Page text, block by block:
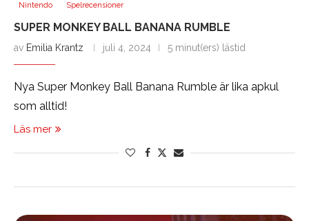
Nintendo Spelrecensioner
SUPER MONKEY BALL BANANA RUMBLE
av Emilia Krantz juli 4, 2024 5 minut(ers) lästid
Nya Super Monkey Ball Banana Rumble är lika apkul
som alltid!
Läs mer